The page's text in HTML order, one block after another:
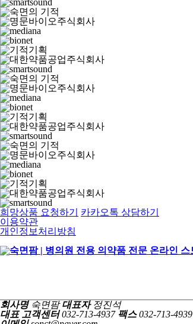
희망상품 요청하기
카카오톡 상담하기
이용약관
개인정보처리방침
회사명숙면팜 대표자 정진석
대표 고객센터032-713-4937 팩스032-713-4939